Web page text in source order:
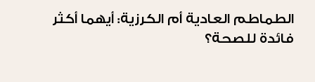
الطماطم العادية أم الكرزية: أيهما أكثر
فائدة للصحة؟